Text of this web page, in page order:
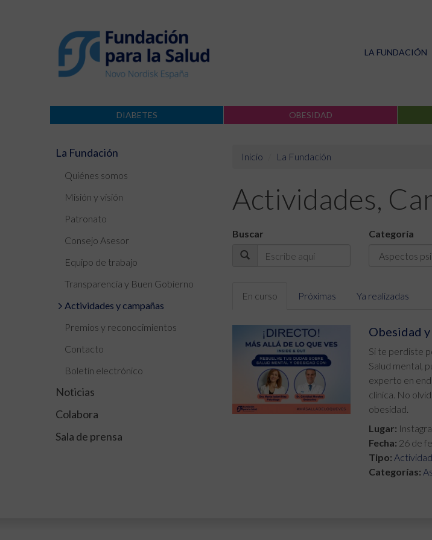
LA FUNDACIÓN
DIABETES OBESIDAD
La Fundación
Quiénes somos
Misión y visión
Patronato
Consejo Asesor
Equipo de trabajo
Transparencia y Buen Gobierno
Actividades y campañas
Premios y reconocimientos
Contacto
Boletín electrónico
Noticias
Colabora
Sala de prensa
Inicio La Fundación
Actividades,
Buscar Categoría
En curso Próximas Ya realizadas
Obesidad
Si te perdiste
Salud mental,
experto en
clínica. No
obesidad.
Lugar:
Fecha: 26 de
Tipo: Actividad
Categorías: